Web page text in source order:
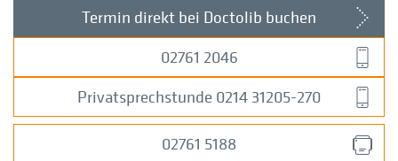
Termin direkt bei Doctolib buchen
02761 2046
Privatsprechstunde 0214 31205-270
02761 5188